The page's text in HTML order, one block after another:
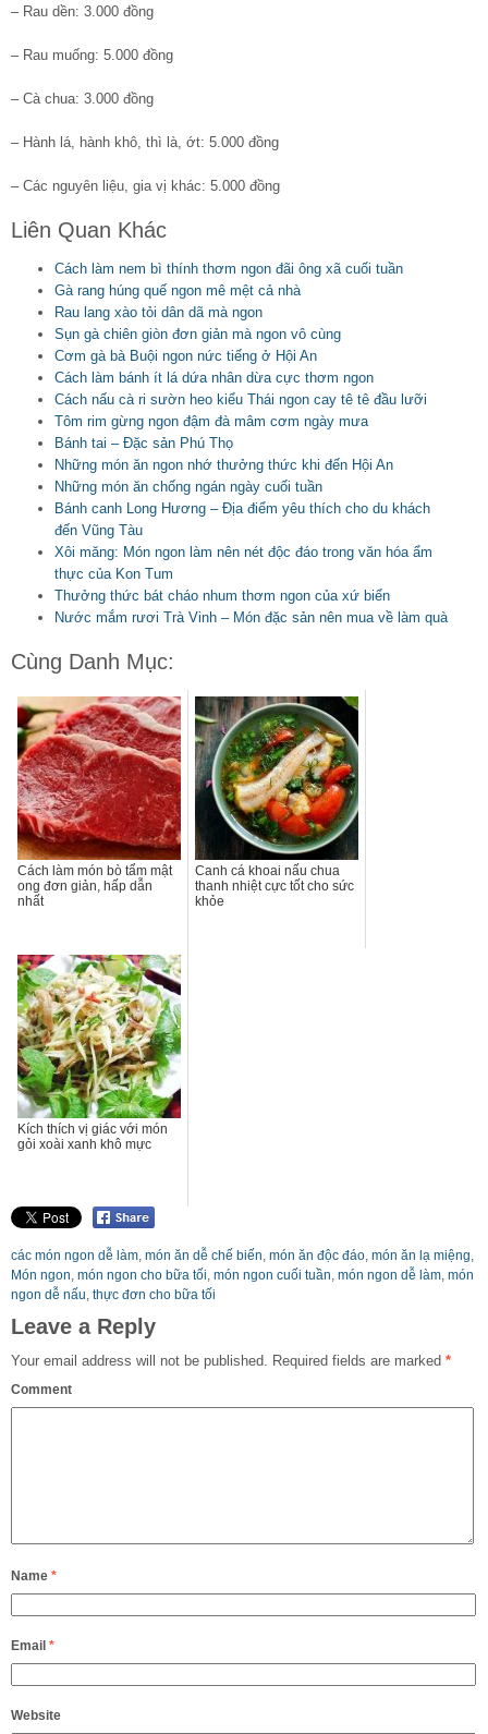
– Rau dền: 3.000 đồng
– Rau muống: 5.000 đồng
– Cà chua: 3.000 đồng
– Hành lá, hành khô, thì là, ớt: 5.000 đồng
– Các nguyên liệu, gia vị khác: 5.000 đồng
Liên Quan Khác
Cách làm nem bì thính thơm ngon đãi ông xã cuối tuần
Gà rang húng quế ngon mê mệt cả nhà
Rau lang xào tỏi dân dã mà ngon
Sụn gà chiên giòn đơn giản mà ngon vô cùng
Cơm gà bà Buội ngon nức tiếng ở Hội An
Cách làm bánh ít lá dứa nhân dừa cực thơm ngon
Cách nấu cà ri sườn heo kiểu Thái ngon cay tê tê đầu lưỡi
Tôm rim gừng ngon đậm đà mâm cơm ngày mưa
Bánh tai – Đặc sản Phú Thọ
Những món ăn ngon nhớ thưởng thức khi đến Hội An
Những món ăn chống ngán ngày cuối tuần
Bánh canh Long Hương – Địa điểm yêu thích cho du khách
đến Vũng Tàu
Xôi măng: Món ngon làm nên nét độc đáo trong văn hóa ẩm
thực của Kon Tum
Thưởng thức bát cháo nhum thơm ngon của xứ biển
Nước mắm rươi Trà Vinh – Món đặc sản nên mua về làm quà
Cùng Danh Mục:
Cách làm món bò tẩm mật
ong đơn giản, hấp dẫn
nhất
Canh cá khoai nấu chua
thanh nhiệt cực tốt cho sức
khỏe
Kích thích vị giác với món
gỏi xoài xanh khô mực
các món ngon dễ làm món ăn dễ chế biến món ăn độc đáo món ăn lạ miệng
Món ngon món ngon cho bữa tối món ngon cuối tuần món ngon dễ làm món
ngon dễ nấu thực đơn cho bữa tối
Leave a Reply
Your email address will not be published. Required fields are marked *
Comment
Name *
Email *
Website